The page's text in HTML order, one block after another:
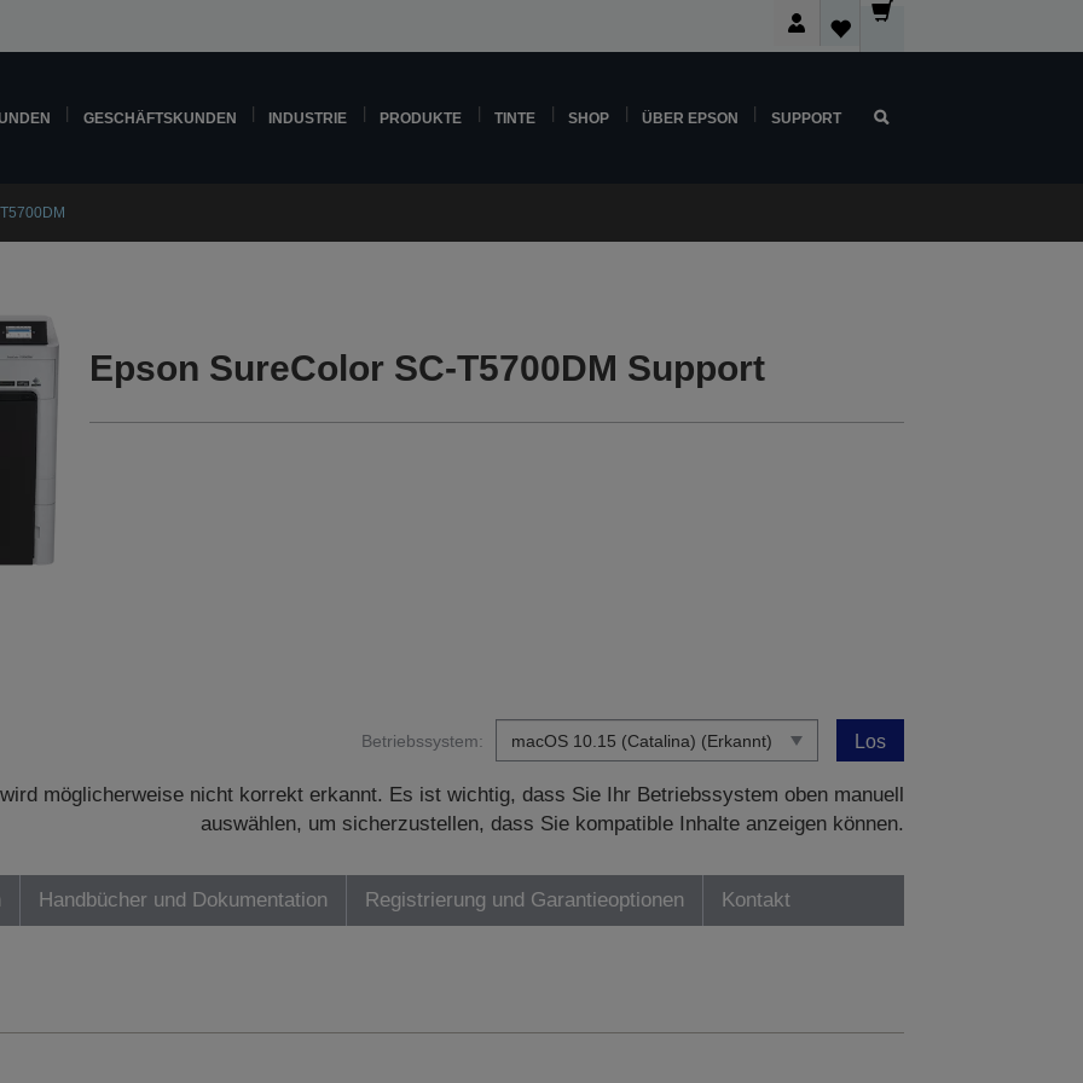
GESCHÄFTSKUNDEN INDUSTRIE PRODUKTE TINTE SHOP ÜBER EPSON SUPPORT
Epson SureColor SC-T5700DM Support
Betriebssystem: Los
möglicherweise nicht korrekt erkannt. Es ist wichtig, dass Sie Ihr Betriebssystem oben manuell
auswählen, um sicherzustellen, dass Sie kompatible Inhalte anzeigen können.
Handbücher und Dokumentation Registrierung und Garantieoptionen Kontakt